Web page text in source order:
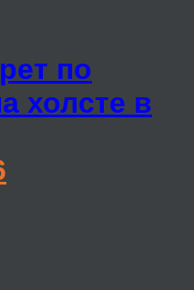
по
холсте в